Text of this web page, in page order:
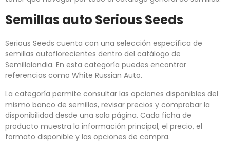
Semillas auto Serious Seeds
Serious Seeds cuenta con una selección específica de
semillas autoflorecientes dentro del catálogo de
Semillalandia. En esta categoría puedes encontrar
referencias como White Russian Auto.
La categoría permite consultar las opciones disponibles del
mismo banco de semillas, revisar precios y comprobar la
disponibilidad desde una sola página. Cada ficha de
producto muestra la información principal, el precio, el
formato disponible y las opciones de compra.